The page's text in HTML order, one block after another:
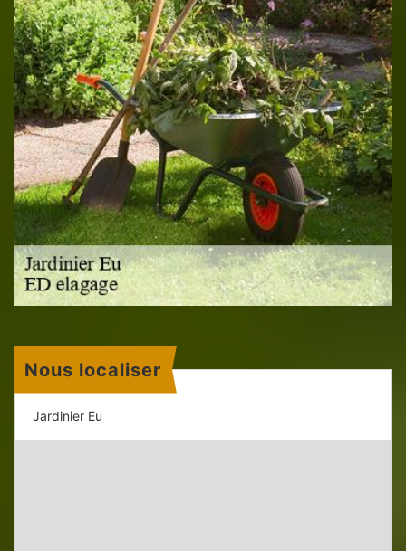
Nous localiser
Jardinier Eu